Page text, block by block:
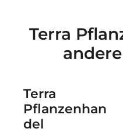
Terra
Terra
Pflanzenhan
del